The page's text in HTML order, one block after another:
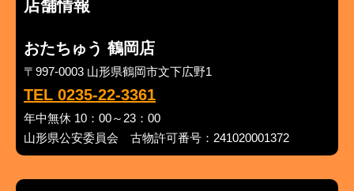
店舗情報
おたちゅう 鶴岡店
〒997-0003 山形県鶴岡市文下広野1
TEL 0235-22-3361
年中無休 10：00～23：00
山形県公安委員会 古物許可番号：241020001372